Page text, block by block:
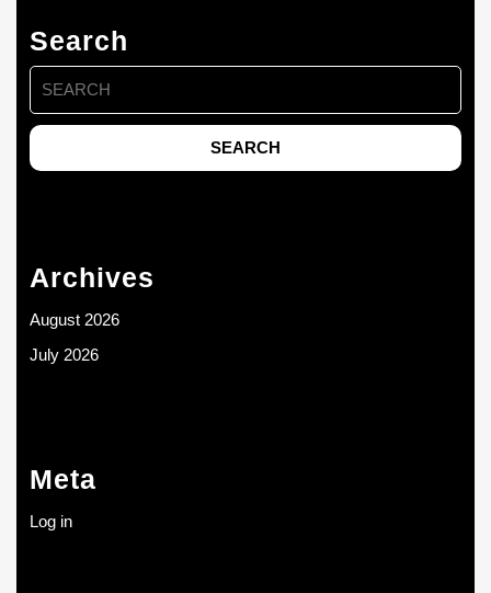
Search
Search
for:
Archives
August 2026
July 2026
Meta
Log in